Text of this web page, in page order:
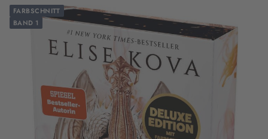
FARBSCHNITT
BAND 1
Produktbilder